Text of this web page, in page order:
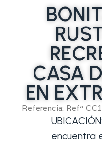
CASA
EN
Referencia: Refª
encuentra